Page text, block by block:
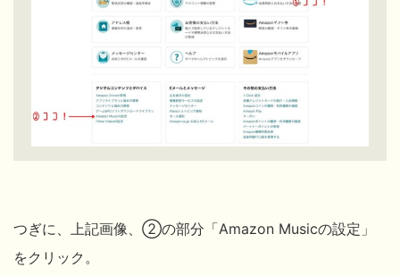
つぎに、上記画像、②の部分「Amazon Musicの設定」
をクリック。